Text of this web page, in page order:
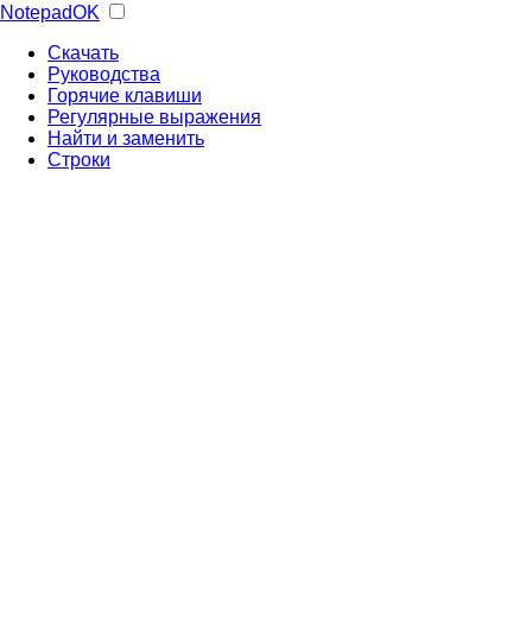
NotepadOK
Скачать
Руководства
Горячие клавиши
Регулярные выражения
Найти и заменить
Строки